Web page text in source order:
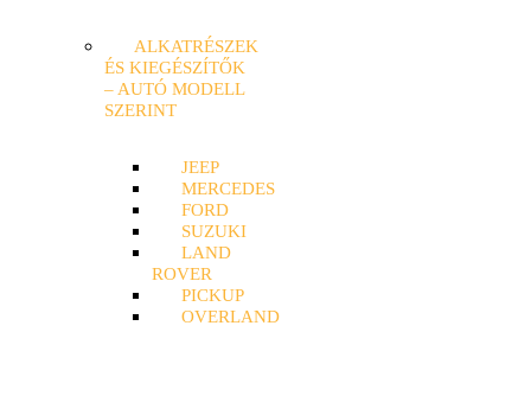
ALKATRÉSZEK
ÉS KIEGÉSZÍTŐK
– AUTÓ MODELL
SZERINT
JEEP
MERCEDES
FORD
SUZUKI
LAND
ROVER
PICKUP
OVERLAND